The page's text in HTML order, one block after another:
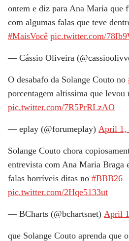
ontem e diz para Ana Maria que
com algumas falas que teve
#MaisVocê pic.twitter.com/
— Cássio Oliveira
O desabafo da Solange Couto no
porcentagem altissima que levou
pic.twitter.com/7R5PrRLzAO
— eplay (@forumeplay) April 1,
Solange Couto chora
entrevista com Ana Maria Braga
falas horríveis ditas no #BBB26
pic.twitter.com/2Hqe5133ut
— BCharts (@bchartsnet) April
que Solange Couto aprenda que